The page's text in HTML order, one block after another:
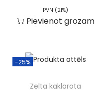
PVN (21%)
Pievienot grozam
-25%
Zelta kaklarota